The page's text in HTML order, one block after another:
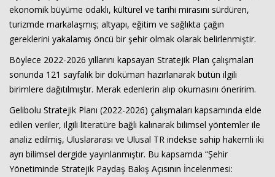
ekonomik büyüme odaklı, kültürel ve tarihi mirasını sürdüren,
turizmde markalaşmış; altyapı, eğitim ve sağlıkta çağın
gereklerini yakalamış öncü bir şehir olmak olarak belirlenmiştir.
Böylece 2022-2026 yıllarını kapsayan Stratejik Plan çalışmaları
sonunda 121 sayfalık bir doküman hazırlanarak bütün ilgili
birimlere dağıtılmıştır. Merak edenlerin alıp okumasını öneririm.
Gelibolu Stratejik Planı (2022-2026) çalışmaları kapsamında elde
edilen veriler, ilgili literatüre bağlı kalınarak bilimsel yöntemler ile
analiz edilmiş, Uluslararası ve Ulusal TR indekse sahip hakemli iki
ayrı bilimsel dergide yayınlanmıştır. Bu kapsamda “Şehir
Yönetiminde Stratejik Paydaş Bakış Açısının İncelenmesi:
Haberin Doğru Adresi.